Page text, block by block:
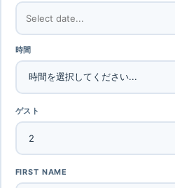
時間
ゲスト
FIRST NAME